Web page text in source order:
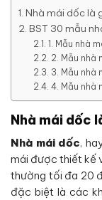
Nhà mái dốc là
BST 30 mẫu
1. Mẫu nhà
2. Mẫu nhà
3. Mẫu nhà
4. Mẫu nhà
Nhà mái dốc
Nhà mái dốc,
mái được thiết kế
thường tối đa 20
đặc biệt là các